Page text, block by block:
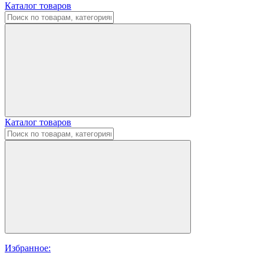
Каталог товаров
Каталог товаров
Избранное: